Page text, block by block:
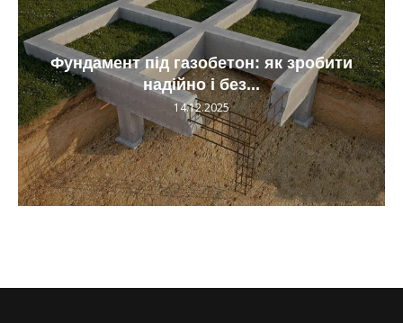
Фундамент під газобетон: як зробити
надійно і без...
14.12.2025